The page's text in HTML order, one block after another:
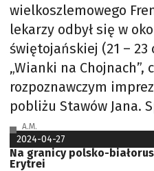
wielkoszlemowego
lekarzy odbył się w
świętojańskiej (21 – 23
„Wianki na Chojnach”,
rozpoznawczym
pobliżu Stawów Jana.
A.M.
2024-04-27
Na granicy polsko-
Erytrei